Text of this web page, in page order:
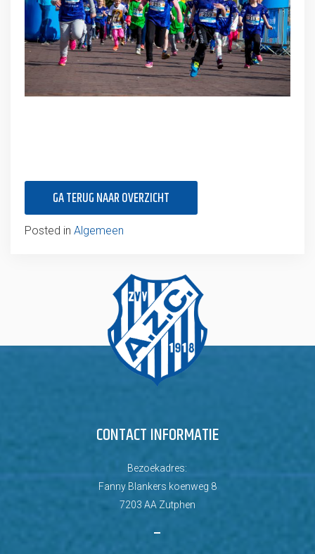
GA TERUG NAAR OVERZICHT
Posted in Algemeen
CONTACT INFORMATIE
Bezoekadres:
Fanny Blankers koenweg 8
7203 AA Zutphen
–